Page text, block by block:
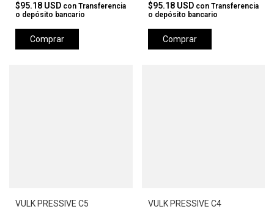
$95.18 USD con Transferencia
o depósito bancario
Comprar
$95.18 USD con Transferencia
o depósito bancario
Comprar
VULK PRESSIVE C5 VULK PRESSIVE C4